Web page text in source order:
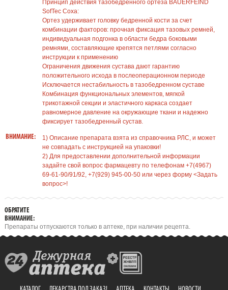
Принцип действия тазобедренного ортеза BAUERFEIND
SofTec Coxa:
Ортез удерживает головку бедренной кости за счет
комбинации факторов: прочная фиксация тазовых ремней,
индивидуальная подгонка в области бедра боковыми
ремнями, составляющие крепятся петлями согласно
инструкции к применению
Ограничения движения сустава дают гарантию
положительного исхода в послеоперационном периоде
Исключается нестабильность в тазобедренном суставе
Комбинация функциональных элементов, мягкой
трикотажной секции и эластичного каркаса создает
равномерное давление на окружающие ткани и надежно
фиксирует тазобедренный сустав.
ВНИМАНИЕ:
1) Описание препарата взята из справочника РЛС, и может
не совпадать с инструкцией на упаковки!
2) Для предоставлении дополнительной информации
задайте свой вопрос фармацевту по телефонам +7(4967)
69-61-90/91/92, +7(929) 945-00-50 или через форму <Задать
вопрос>!
ОБРАТИТЕ
ВНИМАНИЕ:
Препараты отпускаются только в аптеке, при наличии рецепта.